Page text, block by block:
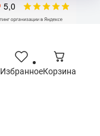
ИзбранноеКорзина